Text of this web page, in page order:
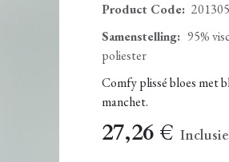
Product Code: 201305
Samenstelling: 95%
poliester
Comfy plissé bloes met
manchet.
27,26 €